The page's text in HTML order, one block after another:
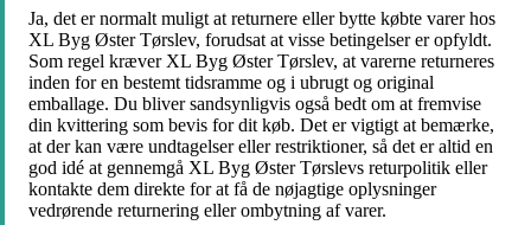
Ja, det er normalt muligt at returnere eller bytte købte varer hos
XL Byg Øster Tørslev, forudsat at visse betingelser er opfyldt.
Som regel kræver XL Byg Øster Tørslev, at varerne returneres
inden for en bestemt tidsramme og i ubrugt og original
emballage. Du bliver sandsynligvis også bedt om at fremvise
din kvittering som bevis for dit køb. Det er vigtigt at bemærke,
at der kan være undtagelser eller restriktioner, så det er altid en
god idé at gennemgå XL Byg Øster Tørslevs returpolitik eller
kontakte dem direkte for at få de nøjagtige oplysninger
vedrørende returnering eller ombytning af varer.